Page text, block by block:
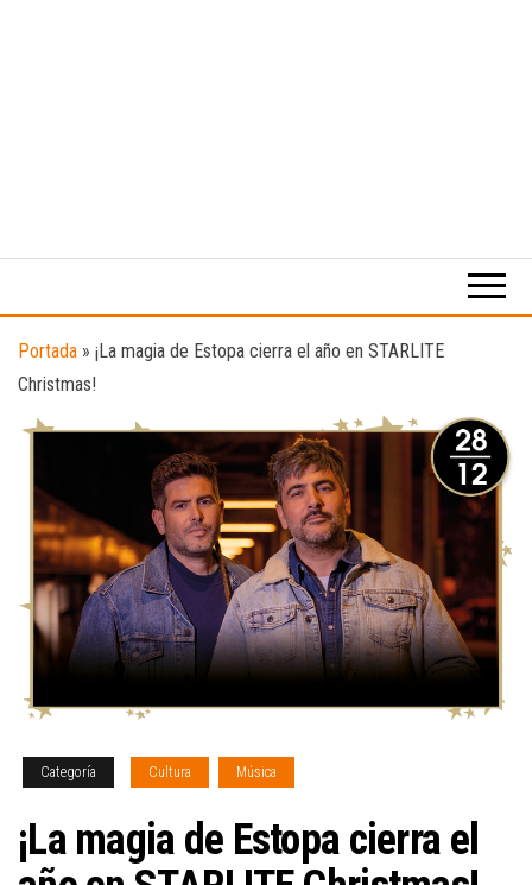
digital
el
Portada » ¡La magia de Estopa cierra el año en STARLITE
Christmas!
Categoría Cultura Música
¡La magia de Estopa cierra el